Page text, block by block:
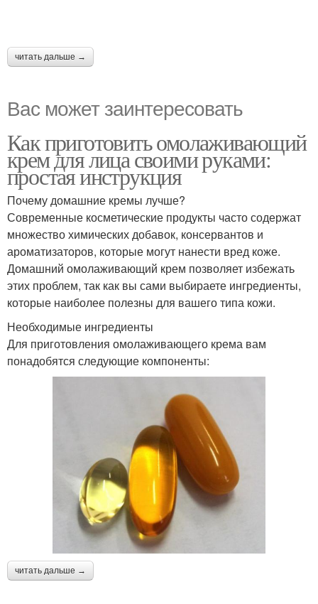
читать дальше →
Вас может заинтересовать
Как приготовить омолаживающий
крем для лица своими руками:
простая инструкция
Почему домашние кремы лучше?
Современные косметические продукты часто содержат
множество химических добавок, консервантов и
ароматизаторов, которые могут нанести вред коже.
Домашний омолаживающий крем позволяет избежать
этих проблем, так как вы сами выбираете ингредиенты,
которые наиболее полезны для вашего типа кожи.
Необходимые ингредиенты
Для приготовления омолаживающего крема вам
понадобятся следующие компоненты:
читать дальше →